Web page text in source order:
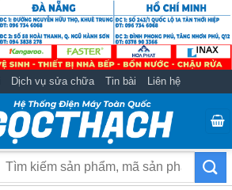
Dịch vụ sửa chữa Tin bài Liên hệ
Tìm